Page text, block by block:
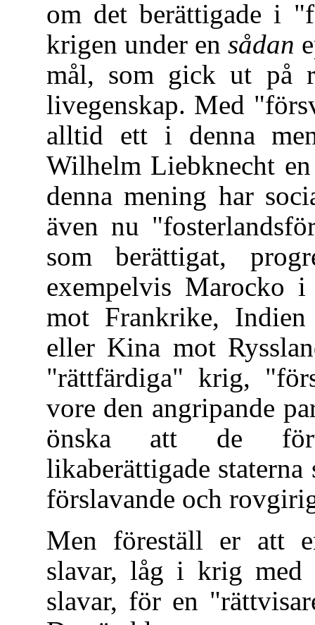
om det berättigade i
krigen under en sådan
mål, som gick ut på
livegenskap. Med
alltid ett i denna
Wilhelm Liebknecht
denna mening har
även nu
som berättigat,
exempelvis Marocko
mot Frankrike,
eller Kina mot
"rättfärdiga" krig,
vore den angripande
önska att de
likaberättigade
förslavande och
Men föreställ er att
slavar, låg i krig med
slavar, för en